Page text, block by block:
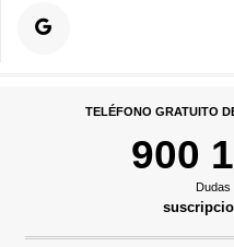
TELÉFONO GRATUITO
900
Dudas